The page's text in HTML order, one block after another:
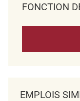
FONCTION
EMPLOIS